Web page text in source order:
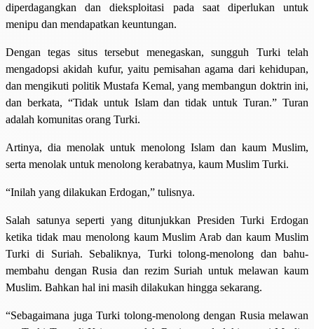
diperdagangkan dan dieksploitasi pada saat diperlukan untuk
menipu dan mendapatkan keuntungan.
Dengan tegas situs tersebut menegaskan, sungguh Turki telah
mengadopsi akidah kufur, yaitu pemisahan agama dari kehidupan,
dan mengikuti politik Mustafa Kemal, yang membangun doktrin ini,
dan berkata, “Tidak untuk Islam dan tidak untuk Turan.” Turan
adalah komunitas orang Turki.
Artinya, dia menolak untuk menolong Islam dan kaum Muslim,
serta menolak untuk menolong kerabatnya, kaum Muslim Turki.
“Inilah yang dilakukan Erdogan,” tulisnya.
Salah satunya seperti yang ditunjukkan Presiden Turki Erdogan
ketika tidak mau menolong kaum Muslim Arab dan kaum Muslim
Turki di Suriah. Sebaliknya, Turki tolong-menolong dan bahu-
membahu dengan Rusia dan rezim Suriah untuk melawan kaum
Muslim. Bahkan hal ini masih dilakukan hingga sekarang.
“Sebagaimana juga Turki tolong-menolong dengan Rusia melawan